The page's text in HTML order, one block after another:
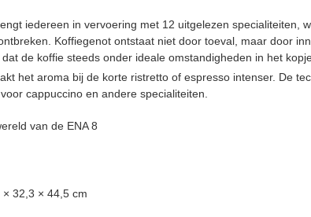
iedereen in vervoering met 12 uitgelezen
Koffiegenot ontstaat niet door toeval, maar door
de koffie steeds onder ideale omstandigheden in het
het aroma bij de korte ristretto of espresso intenser. De
cappuccino en andere specialiteiten.
van de ENA 8
32,3 × 44,5 cm